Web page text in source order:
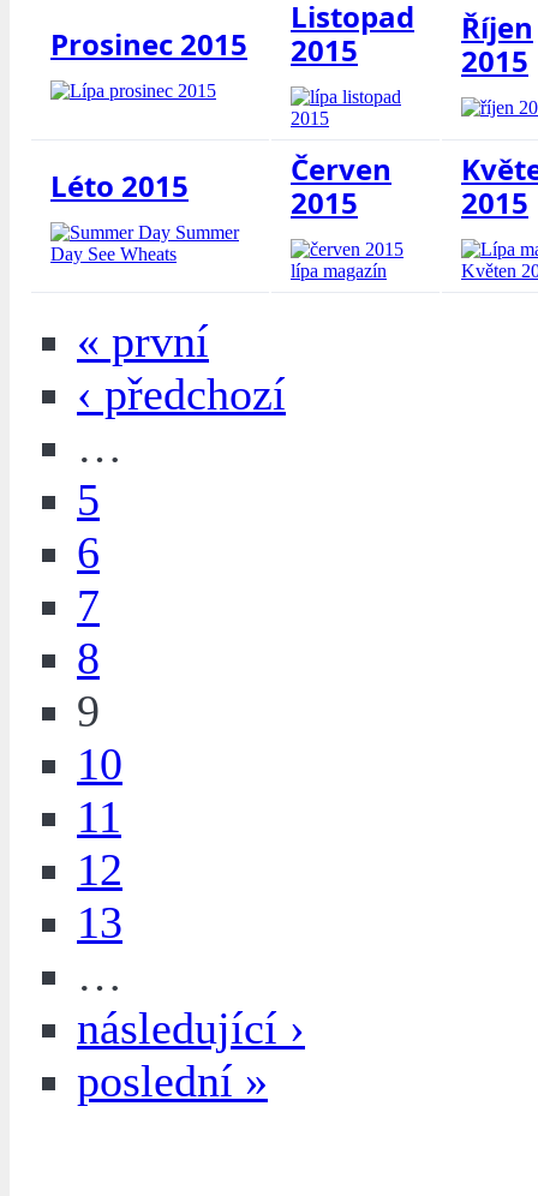
Prosinec 2015
Listopad
2015
Říjen
2015
Léto 2015
Červen
2015
2015
« první
‹ předchozí
…
5
6
7
8
9
10
11
12
13
…
následující ›
poslední »